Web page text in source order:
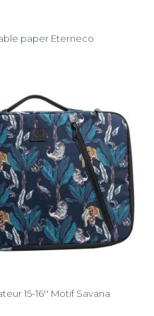
paper Eterneco
15-16'' Motif Savana